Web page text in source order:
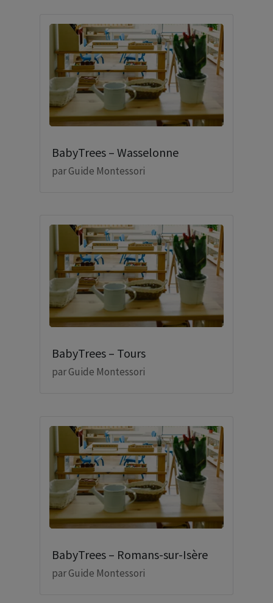
BabyTrees – Wasselonne
parGuide Montessori
BabyTrees – Tours
parGuide Montessori
BabyTrees – Romans-sur-Isère
parGuide Montessori